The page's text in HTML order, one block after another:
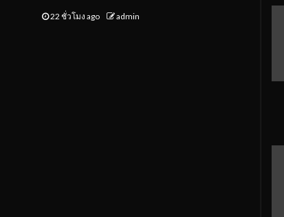
22 ชั่วโมง ago admin